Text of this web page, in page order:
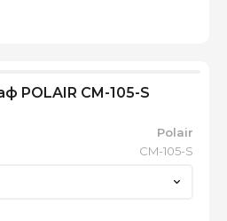
POLAIR CM-105-S
Polair
CM-105-S